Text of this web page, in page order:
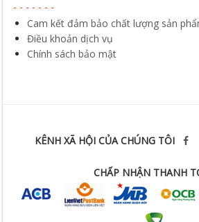
Cam kết đảm bảo chất lượng sản
Điều khoản dịch vụ
Chính sách bảo mật
KÊNH XÃ HỘI CỦA CHÚNG TÔI
CHẤP NHẬN THANH